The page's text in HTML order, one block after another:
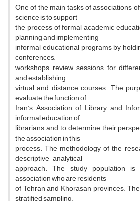
One of the main tasks of associations
science is to support
the process of formal academic
planning and implementing
informal educational programs by
conferences,
workshops, review sessions for
and establishing
virtual and distance courses. The
evaluate the function of
Iran’s Association of Library and
informal education of
librarians and to determine their
the association in this
process. The methodology of the
descriptive-analytical
approach. The study population
association who are residents
of Tehran and Khorasan provinces.